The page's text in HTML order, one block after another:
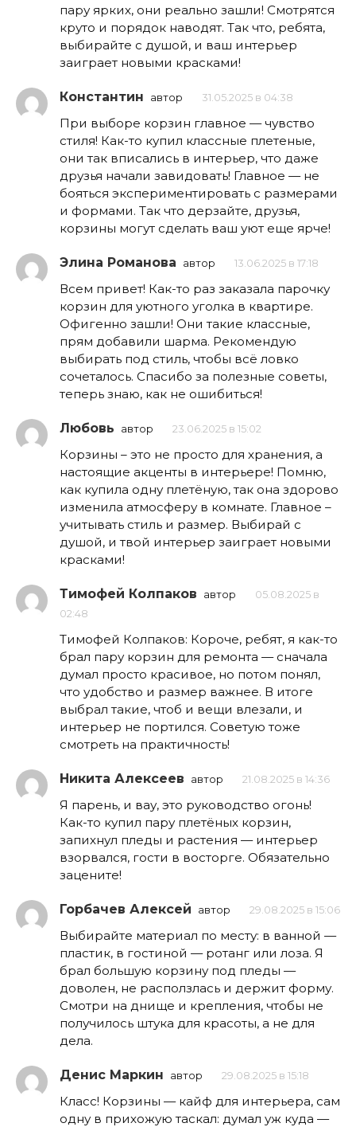
пару ярких, они реально зашли! Смотрятся
круто и порядок наводят. Так что, ребята,
выбирайте с душой, и ваш интерьер
заиграет новыми красками!
Константин автор 31.05.2025 в 04:38
При выборе корзин главное — чувство
стиля! Как-то купил классные плетеные,
они так вписались в интерьер, что даже
друзья начали завидовать! Главное — не
бояться экспериментировать с размерами
и формами. Так что дерзайте, друзья,
корзины могут сделать ваш уют еще ярче!
Элина Романова автор 13.06.2025 в 17:18
Всем привет! Как-то раз заказала парочку
корзин для уютного уголка в квартире.
Офигенно зашли! Они такие классные,
прям добавили шарма. Рекомендую
выбирать под стиль, чтобы всё ловко
сочеталось. Спасибо за полезные советы,
теперь знаю, как не ошибиться!
Любовь автор 23.06.2025 в 15:02
Корзины – это не просто для хранения, а
настоящие акценты в интерьере! Помню,
как купила одну плетёную, так она здорово
изменила атмосферу в комнате. Главное –
учитывать стиль и размер. Выбирай с
душой, и твой интерьер заиграет новыми
красками!
Тимофей Колпаков автор
05.08.2025 в
02:48
Тимофей Колпаков: Короче, ребят, я как-то
брал пару корзин для ремонта — сначала
думал просто красивое, но потом понял,
что удобство и размер важнее. В итоге
выбрал такие, чтоб и вещи влезали, и
интерьер не портился. Советую тоже
смотреть на практичность!
Никита Алексеев автор 21.08.2025 в 14:36
Я парень, и вау, это руководство огонь!
Как-то купил пару плетёных корзин,
запихнул пледы и растения — интерьер
взорвался, гости в восторге. Обязательно
зацените!
Горбачев Алексей автор 29.08.2025 в 15:06
Выбирайте материал по месту: в ванной —
пластик, в гостиной — ротанг или лоза. Я
брал большую корзину под пледы —
доволен, не расползлась и держит форму.
Смотри на днище и крепления, чтобы не
получилось штука для красоты, а не для
дела.
Денис Маркин автор 29.08.2025 в 15:18
Класс! Корзины — кайф для интерьера, сам
одну в прихожую таскал: думал уж куда —